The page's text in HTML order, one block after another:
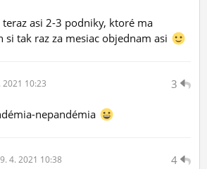
asi 2-3 podniky, ktoré ma
si tak raz za mesiac objednam asi
3
2021 10:23
nepandémia
4
9. 4. 2021 10:38